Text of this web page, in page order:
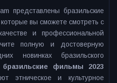
представлены бразильские
вы сможете смотреть с
и профессиональной
полную и достоверную
новинках бразильского
фильмы 2023
этническое и культурное